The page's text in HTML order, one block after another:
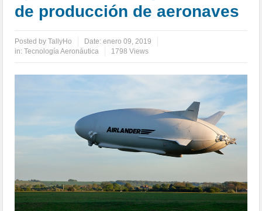
de producción de aeronaves
Posted byTallyHo Date:enero 09, 2019
in:Tecnología Aeronáutica 1798 Views